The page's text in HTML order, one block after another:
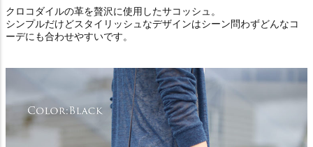
クロコダイルの革を贅沢に使用したサコッシュ。
シンプルだけどスタイリッシュなデザインはシーン問わずどんなコ
ーデにも合わせやすいです。